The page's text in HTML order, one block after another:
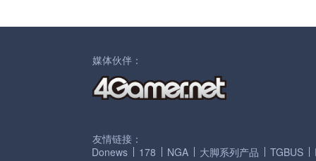
媒体伙伴：
友情链接：
Donews
178 NGA 大脚系列产品 TGBUS